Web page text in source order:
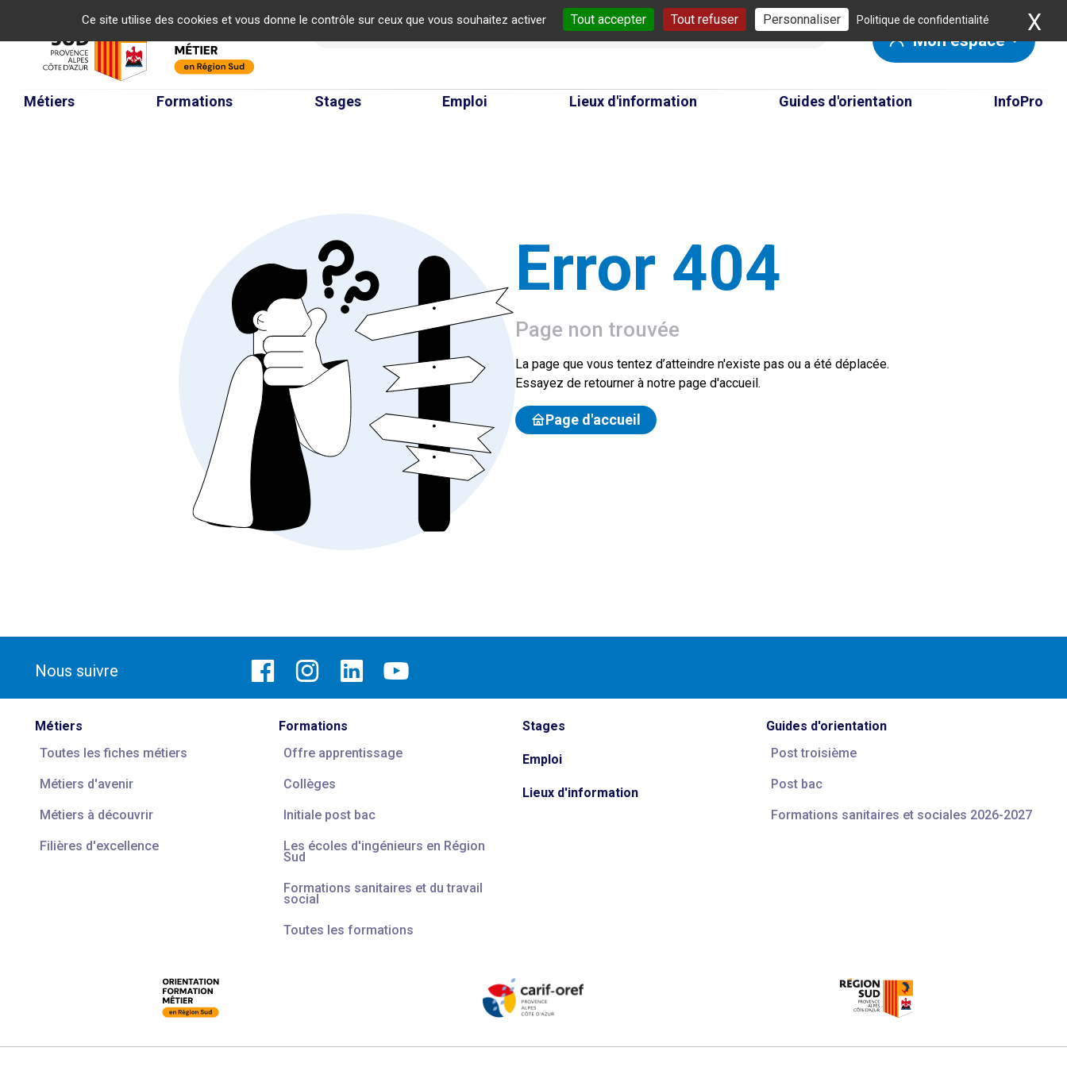
Ce site utilise des cookies et vous donne le contrôle sur ceux que vous souhaitez activer Tout accepter Tout refuser Personnaliser Politique de confidentialité X
Mon espace
Métiers Formations Stages Emploi Lieux d'information Guides d'orientation InfoPro
Error 404
Page non trouvée
La page que vous tentez d’atteindre n'existe pas ou a été déplacée.
Essayez de retourner à notre page d'accueil.
Page d'accueil
Nous suivre
Métiers
Toutes les fiches métiers
Métiers d'avenir
Métiers à découvrir
Filières d'excellence
Formations
Offre apprentissage
Collèges
Initiale post bac
Les écoles d'ingénieurs en Région
Sud
Formations sanitaires et du travail
social
Toutes les formations
Stages
Emploi
Lieux d'information
Guides d'orientation
Post troisième
Post bac
Formations sanitaires et sociales 2026-2027